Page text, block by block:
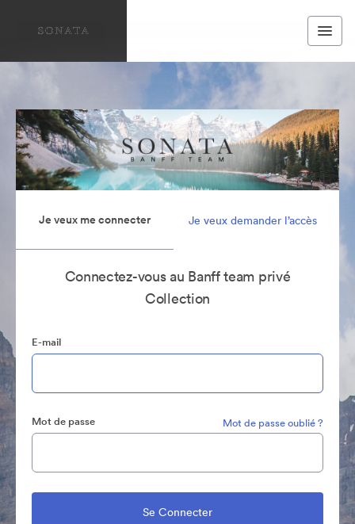
Je veux me connecter Je veux demander l’accès
Connectez-vous au Banff team privé
Collection
E-mail
Mot de passe Mot de passe oublié ?